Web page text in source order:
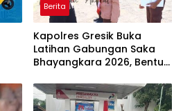
Berita
Kapolres Gresik Buka
Latihan Gabungan Saka
Bhayangkara 2026, Bentuk
Berkarakter dan Peduli
Kamtibmas